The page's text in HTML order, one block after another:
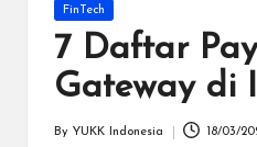
Indonesia.
Bersama
YUKK
Payment
bisnis
Posted
FinTech
7 Daftar
Gateway di
By YUKK Indonesia 18/03/